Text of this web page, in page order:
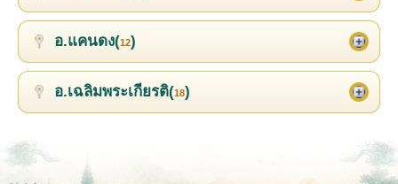
อ.แคนดง(12)
อ.เฉลิมพระเกียรติ(18)